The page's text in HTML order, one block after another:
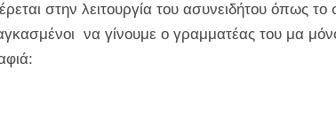
στην λειτουργία του ασυνειδήτου όπως
να γίνουμε ο γραμματέας του μα